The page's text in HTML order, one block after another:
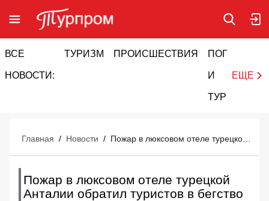
ВСЕ
НОВОСТИ:
ТУРИЗМ ПРОИСШЕСТВИЯ ПОГОДА
И
ТУРИЗМ
ЕЩЕ
Главная / Новости /
Пожар в люксовом отеле турецкой
Анталии обратил туристов в бегство